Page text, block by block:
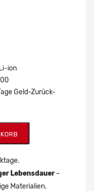
Li-ion
Geld-Zurück-
Lebensdauer–
Materialien.